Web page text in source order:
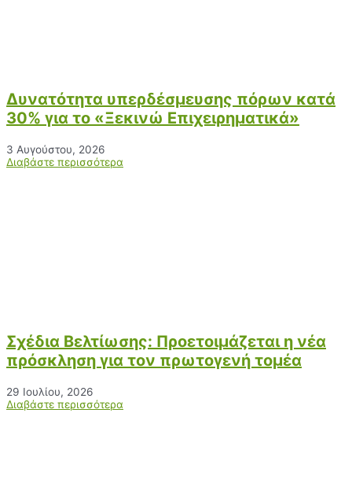
Δυνατότητα υπερδέσμευσης πόρων κατά
30% για το «Ξεκινώ Επιχειρηματικά»
3 Αυγούστου, 2026
Διαβάστε περισσότερα
Σχέδια Βελτίωσης: Προετοιμάζεται η νέα
πρόσκληση για τον πρωτογενή τομέα
29 Ιουλίου, 2026
Διαβάστε περισσότερα